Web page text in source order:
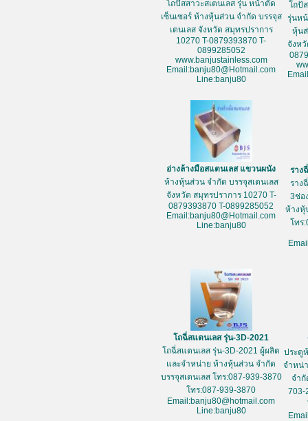
โถปัสสาวะสเตนเลส รุ่น หน้าตัด
เซ็นเซอร์ ห้างหุ้นส่วน จำกัด บรรจุส
เตนเลส จังหวัด สมุทรปราการ
10270 T-0879393870 T-
0899285052
www.banjustainless.com
Email:banju80@Hotmail.com
Line:banju80
โถปั
รุ่นห
หุ้น
จังห
อ่างล้างมือสแตนเลส แขวนผนัง
ห้างหุ้นส่วน จำกัด บรรจุสเตนเลส
จังหวัด สมุทรปราการ 10270 T-
0879393870 T-0899285052
Email:banju80@Hotmail.com
Line:banju80
ราง
ราง
3ช่อ
ห้างหุ้
โทร
โถฉี่สแตนเลส รุ่น-3D-2021
โถฉี่สแตนเลส รุ่น-3D-2021 ผู้ผลิต
และจำหน่าย ห้างหุ้นส่วน จำกัด
บรรจุสเตนเลส โทร:087-939-3870
โทร:087-939-3870
Email:banju80@hotmail.com
Line:banju80
ประตู
จำหน่
จำกั
703-